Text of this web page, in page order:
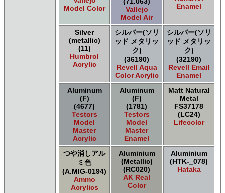
ALCLAD II ALCLAD II
Acrylicos Vallejo Vallejo Diorama FX
Acrylicos Vallejo Vallejo Game Air
Acrylicos Vallejo Vallejo Game Color
Acrylicos Vallejo Vallejo Hobby Paint スプレー
Acrylicos Vallejo Vallejo Liquid Gold
Acrylicos Vallejo Vallejo Mecha Color
Acrylicos Vallejo Vallejo Metal Color
Acrylicos Vallejo Vallejo Model Air
Acrylicos Vallejo Vallejo Model Color
Acrylicos Vallejo Vallejo Panzer Aces
Acrylicos Vallejo Vallejo Pigment FX
Acrylicos Vallejo Vallejo Premium カラー
Acrylicos Vallejo Vallejo Wash FX
Acrylicos Vallejo Vallejo Weathering FX
Acrylicos Vallejo Vallejo Xpress カラー
E7 Paints E7 Paints
E7 Paints Humbrol Acrylic Aerosol Spray
Games Workshop Limited Citadel Air
Model Color
Vallejo
Model Air
Enamel
Silver
(metallic)
(11)
Humbrol
Acrylic
シルバー(ソリ
ッド メタリッ
ク)
(36190)
Revell Aqua
Color Acrylic
シルバー(ソリ
ッド メタリッ
ク)
(32190)
Revell Email
Enamel
Aluminum
(F)
(4677)
Testors
Model
Master
Acrylic
Aluminum
(F)
(1781)
Testors
Model
Master
Enamel
Matt Natural
Metal
FS37178
(LC24)
Lifecolor
つや消しアル
ミ色
(A.MIG-0194)
Ammo
Acrylics
Aluminium
(Metallic)
(RC020)
AK Real
Color
Aluminium
(HTK-_078)
Hataka